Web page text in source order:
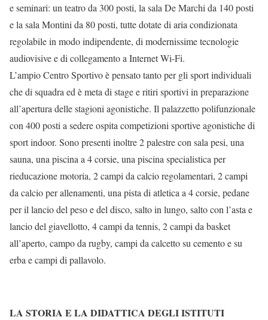
e seminari: un teatro da 300 posti, la sala De Marchi da 140 posti
e la sala Montini da 80 posti, tutte dotate di aria condizionata
regolabile in modo indipendente, di modernissime tecnologie
audiovisive e di collegamento a Internet Wi-Fi.
L’ampio Centro Sportivo è pensato tanto per gli sport individuali
che di squadra ed è meta di stage e ritiri sportivi in preparazione
all’apertura delle stagioni agonistiche. Il palazzetto polifunzionale
con 400 posti a sedere ospita competizioni sportive agonistiche di
sport indoor. Sono presenti inoltre 2 palestre con sala pesi, una
sauna, una piscina a 4 corsie, una piscina specialistica per
rieducazione motoria, 2 campi da calcio regolamentari, 2 campi
da calcio per allenamenti, una pista di atletica a 4 corsie, pedane
per il lancio del peso e del disco, salto in lungo, salto con l’asta e
lancio del giavellotto, 4 campi da tennis, 2 campi da basket
all’aperto, campo da rugby, campi da calcetto su cemento e su
erba e campi di pallavolo.
LA STORIA E LA DIDATTICA DEGLI ISTITUTI